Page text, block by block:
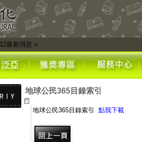
最新消息 »
地球公民365目錄索引
地球公民365目錄索引 點我下載